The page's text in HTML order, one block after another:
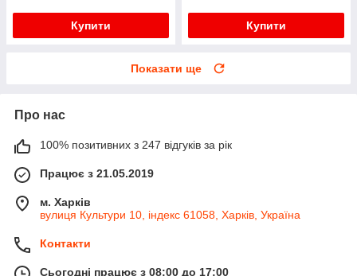
Купити Купити
Показати ще
Про нас
100% позитивних з 247 відгуків за рік
Працює з 21.05.2019
м. Харків
вулиця Культури 10, індекс 61058, Харків, Україна
Контакти
Сьогодні працює з 08:00 до 17:00